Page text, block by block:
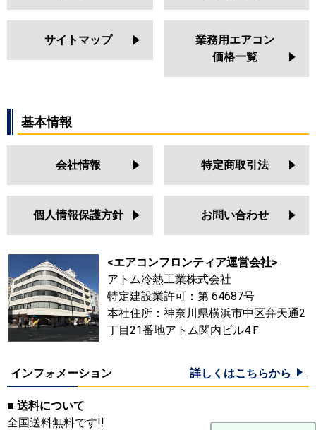
サイトマップ
業務用エアコン
価格一覧
基本情報
会社情報 特定商取引法
個人情報保護方針 お問い合わせ
<エアコンフロンティア運営会社>
アトム冷熱工業株式会社
特定建設業許可：第 64687号
本社住所：神奈川県横浜市中区弁天通2
丁目21番地アトム関内ビル4Ｆ
インフォメーション 詳しくはこちらから
■ 送料について
全国送料無料です!!